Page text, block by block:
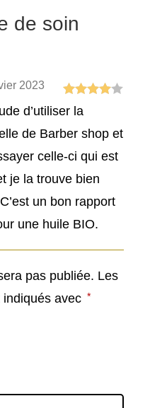
de soin
Note
2023
d’utiliser la
de Barber shop et
celle-ci qui est
je la trouve bien
un bon rapport
une huile BIO.
pas publiée. Les
avec *